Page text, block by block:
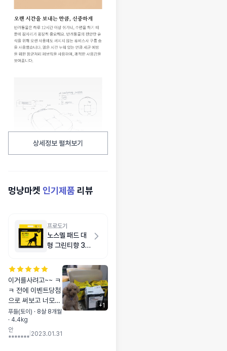
상세정보 펼쳐보기
멍냥마켓 인기제품 리뷰
프로도기
노스멜 패드 대
형 그린티향 30
이거를사려고~~ ㅋ
ㅋ 전에 이벤트당첨
으로 써보고 너모좋
아가즈고~~👉👈
💕 크기도크지만 흡
수력에 냄새도 안나
푸들(토이) · 8살 8개월
· 4.4kg
안
*******
2023.01.31
+1